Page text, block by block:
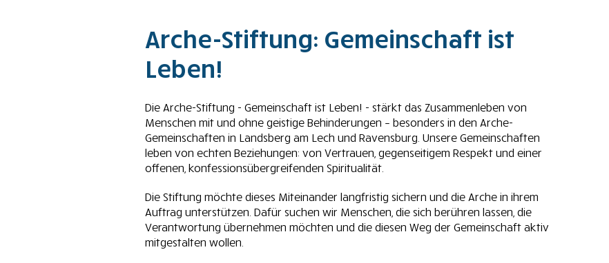
Arche-Stiftung: Gemeinschaft ist
Leben!
Die Arche-Stiftung - Gemeinschaft ist Leben! - stärkt das Zusammenleben von
Menschen mit und ohne geistige Behinderungen – besonders in den Arche-
Gemeinschaften in Landsberg am Lech und Ravensburg. Unsere Gemeinschaften
leben von echten Beziehungen: von Vertrauen, gegenseitigem Respekt und einer
offenen, konfessionsübergreifenden Spiritualität.
Die Stiftung möchte dieses Miteinander langfristig sichern und die Arche in ihrem
Auftrag unterstützen. Dafür suchen wir Menschen, die sich berühren lassen, die
Verantwortung übernehmen möchten und die diesen Weg der Gemeinschaft aktiv
mitgestalten wollen.